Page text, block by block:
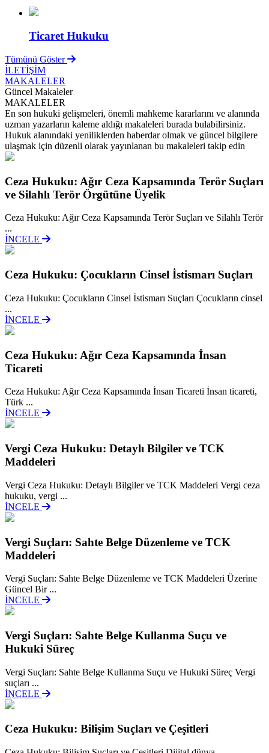
Ticaret Hukuku
Tümünü Göster
İLETİŞİM
MAKALELER
Güncel Makaleler
MAKALELER
En son hukuki gelişmeleri, önemli mahkeme kararlarını ve alanında
uzman yazarların kaleme aldığı makaleleri burada bulabilirsiniz.
Hukuk alanındaki yeniliklerden haberdar olmak ve güncel bilgilere
ulaşmak için düzenli olarak yayınlanan bu makaleleri takip edin
Ceza Hukuku: Ağır Ceza Kapsamında Terör Suçları
ve Silahlı Terör Örgütüne Üyelik
Ceza Hukuku: Ağır Ceza Kapsamında Terör Suçları ve Silahlı Terör
...
İNCELE
Ceza Hukuku: Çocukların Cinsel İstismarı Suçları
Ceza Hukuku: Çocukların Cinsel İstismarı Suçları Çocukların cinsel
...
İNCELE
Ceza Hukuku: Ağır Ceza Kapsamında İnsan
Ticareti
Ceza Hukuku: Ağır Ceza Kapsamında İnsan Ticareti İnsan ticareti,
Türk ...
İNCELE
Vergi Ceza Hukuku: Detaylı Bilgiler ve TCK
Maddeleri
Vergi Ceza Hukuku: Detaylı Bilgiler ve TCK Maddeleri Vergi ceza
hukuku, vergi ...
İNCELE
Vergi Suçları: Sahte Belge Düzenleme ve TCK
Maddeleri
Vergi Suçları: Sahte Belge Düzenleme ve TCK Maddeleri Üzerine
Güncel Bir ...
İNCELE
Vergi Suçları: Sahte Belge Kullanma Suçu ve
Hukuki Süreç
Vergi Suçları: Sahte Belge Kullanma Suçu ve Hukuki Süreç Vergi
suçları ...
İNCELE
Ceza Hukuku: Bilişim Suçları ve Çeşitleri